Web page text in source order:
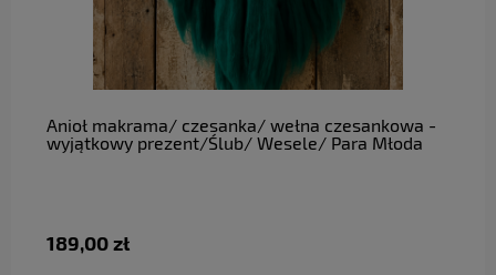
Anioł makrama/ czesanka/ wełna czesankowa -
wyjątkowy prezent/Ślub/ Wesele/ Para Młoda
189,00 zł
do koszyka